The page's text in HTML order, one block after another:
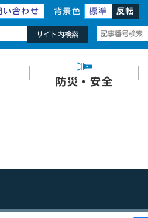
い合わせ 背景色 標準 反転
サイト内検索
防災・安全